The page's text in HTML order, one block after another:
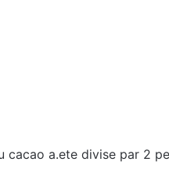
a.ete divise par 2